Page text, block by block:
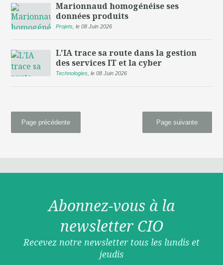
Marionnaud homogénéise ses
données produits
Projets ,le 08 Juin 2026
L'IA trace sa route dans la gestion
des services IT et la cyber
Technologies ,le 08 Juin 2026
Page suivante
Page précédente
Abonnez-vous à la
newsletter CIO
Recevez notre newsletter tous les lundis et
jeudis